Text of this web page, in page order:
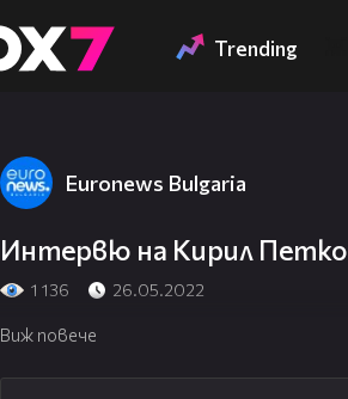
Trending
Euronews Bulgaria
Интервю на Кирил
1 136 26.05.2022
Виж повече